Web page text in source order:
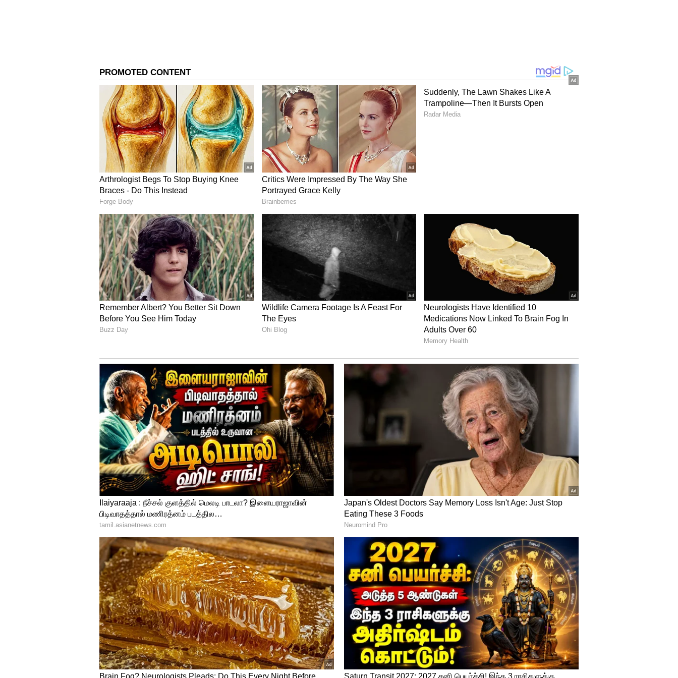
Leo vijay
லியோ படத்தின் ஆடியோ லாஞ்ச் எப்போது என்கிற அப்டேட் தான் அடுத்ததாக
கொடுக்கும் விதமாக அப்படத்தின் முன்பதிவு குறித்த அதிகாரப்பூர்வ அறிவிப்பு
வெளியாகி உள்ளது. வழக்கமாக முன்னணி நடிகர்களின் படங்களுக்கு ஒரு
வாரமோ அல்லது இரண்டு வாரங்கள் முன்னதாக முன்பதிவு தொடங்கப்படுவது
வழக்கம். ஆனால் லியோ படத்துக்கோ 6 வாரம் முன்னதாக முன்பதிவை தொடங்க
உள்ளதாக அறிவித்துள்ளனர்.
4
4
Leo Pre Booking
அதன்படி இங்கிலாந்தில் லியோ படத்தினை வெளியிடுவதற்கான உரிமைகளை
வாங்கி உள்ள அஹிம்சா நிறுவனம், இங்கிலாந்தில் மட்டும் லியோ படத்தின்